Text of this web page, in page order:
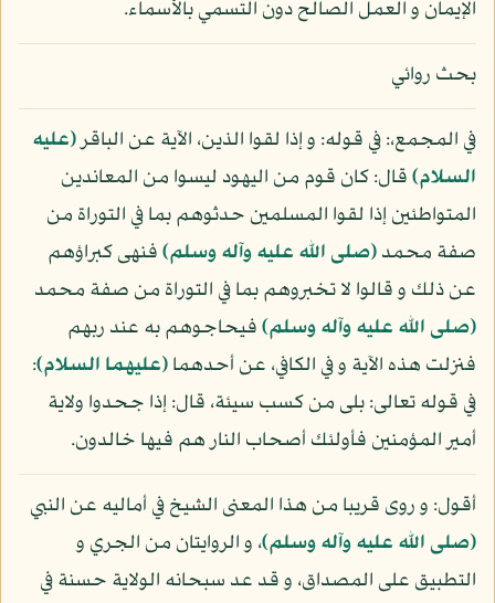
الإيمان و العمل الصالح دون التسمي بالأسماء.
بحث روائي
في المجمع،: في قوله: و إذا لقوا الذين، الآية عن الباقر(عليه
السلام)قال: كان قوم من اليهود ليسوا من المعاندين
المتواطئين إذا لقوا المسلمين حدثوهم بما في التوراة من
صفة محمد(صلى الله عليه وآله وسلم)فنهى كبراؤهم
عن ذلك و قالوا لا تخبروهم بما في التوراة من صفة محمد
(صلى الله عليه وآله وسلم)فيحاجوهم به عند ربهم
فنزلت هذه الآية و في الكافي، عن أحدهما(عليهما السلام):
في قوله تعالى: بلى من كسب سيئة، قال: إذا جحدوا ولاية
أمير المؤمنين فأولئك أصحاب النار هم فيها خالدون.
أقول: و روى قريبا من هذا المعنى الشيخ في أماليه عن النبي
(صلى الله عليه وآله وسلم)، و الروايتان من الجري و
التطبيق على المصداق، و قد عد سبحانه الولاية حسنة في